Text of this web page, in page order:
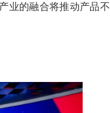
业的融合将推动产品不